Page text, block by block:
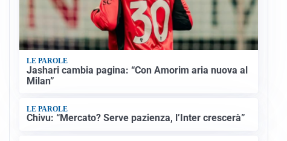
LE PAROLE
Jashari cambia pagina: “Con Amorim aria nuova al
Milan”
LE PAROLE
Chivu: “Mercato? Serve pazienza, l’Inter crescerà”